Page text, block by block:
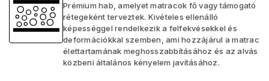
Prémium hab, amelyet matracok fő vagy támogató
rétegeként terveztek. Kivételes ellenálló
képességgel rendelkezik a felfekvésekkel és
deformációkkal szemben, ami hozzájárul a matrac
élettartamának meghosszabbításához és az alvás
közbeni általános kényelem javításához.